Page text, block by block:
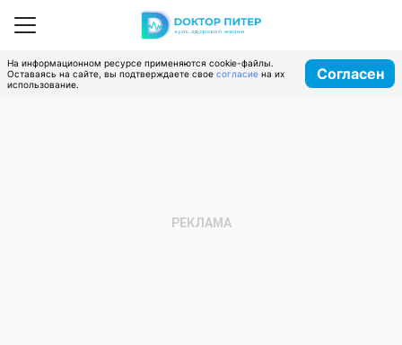
На информационном ресурсе применяются cookie-файлы.
Оставаясь на сайте, вы подтверждаете свое согласие на их
использование.
Согласен